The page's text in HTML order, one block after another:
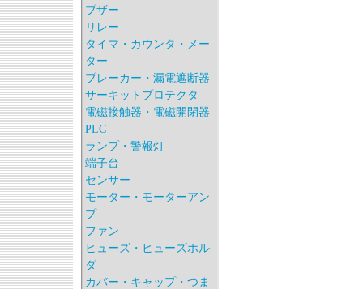
ブザー
リレー
タイマ・カウンタ・メー
ター
ブレーカー・漏電遮断器
サーキットプロテクタ
電磁接触器・電磁開閉器
PLC
ランプ・警報灯
端子台
センサー
モーター・モーターアン
プ
ファン
ヒューズ・ヒューズホル
ダ
カバー・キャップ・つま